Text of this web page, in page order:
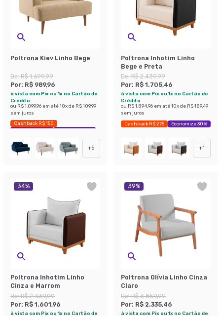
Poltrona Kiev Linho Bege
De:R$ 1.699,99
Por: R$ 989,96
à vista com Pix ou 1x no Cartão de
Crédito
ou R$ 1.099,96 em até10x de R$ 109,99
sem juros
Cashback R$ 150
Exclusivo Mobly
Economize 41%
+5
Poltrona Inhotim Linho
Bege e Preta
De:R$ 2.439,99
Por: R$ 1.705,46
à vista com Pix ou 1x no Cartão de
Crédito
ou R$ 1.894,96 em até10x de R$ 189,49
sem juros
Cashback R$ 275 Economize 30%
+1
34%
Poltrona Inhotim Linho
Cinza e Marrom
De:R$ 2.439,99
Por: R$ 1.601,96
à vista com Pix ou 1x no Cartão de
39%
Poltrona Olívia Linho Cinza
Claro
De:R$ 3.859,99
Por: R$ 2.335,46
à vista com Pix ou 1x no Cartão de